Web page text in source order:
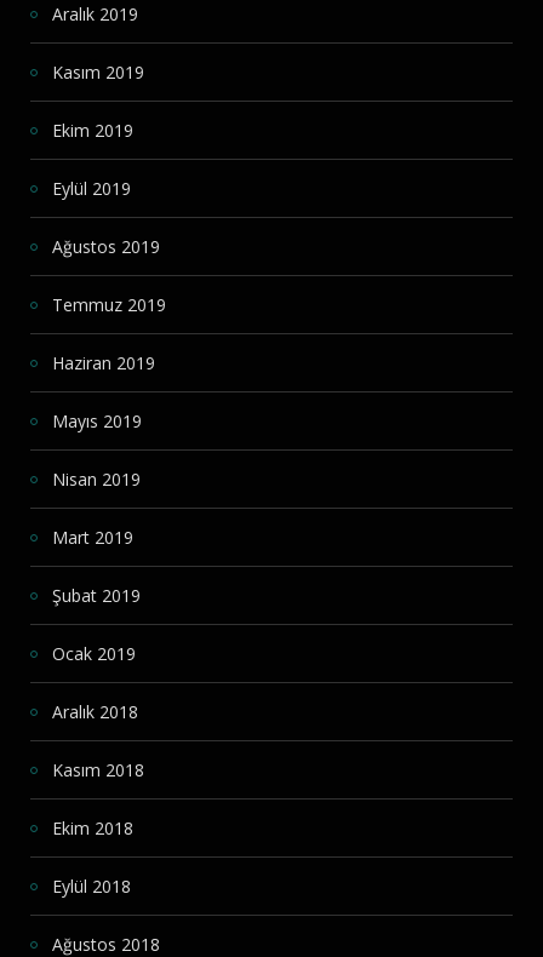
Aralık 2019
Kasım 2019
Ekim 2019
Eylül 2019
Ağustos 2019
Temmuz 2019
Haziran 2019
Mayıs 2019
Nisan 2019
Mart 2019
Şubat 2019
Ocak 2019
Aralık 2018
Kasım 2018
Ekim 2018
Eylül 2018
Ağustos 2018